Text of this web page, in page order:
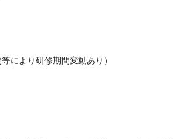
により研修期間変動あり）